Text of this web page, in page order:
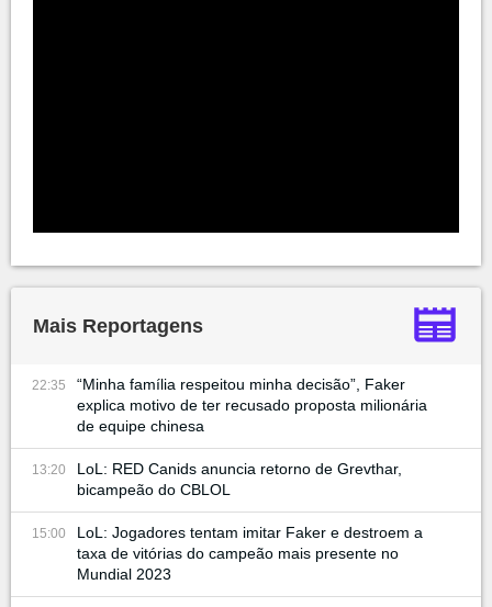
Mais Reportagens
22:35
“Minha família respeitou minha decisão”, Faker
explica motivo de ter recusado proposta milionária
de equipe chinesa
13:20
LoL: RED Canids anuncia retorno de Grevthar,
bicampeão do CBLOL
15:00
LoL: Jogadores tentam imitar Faker e destroem a
taxa de vitórias do campeão mais presente no
Mundial 2023